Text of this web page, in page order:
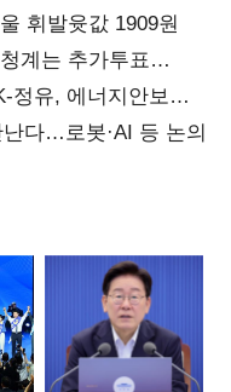
휘발윳값 1909원
계는 추가투표
정유, 에너지안보
다…로봇·AI 등 논의